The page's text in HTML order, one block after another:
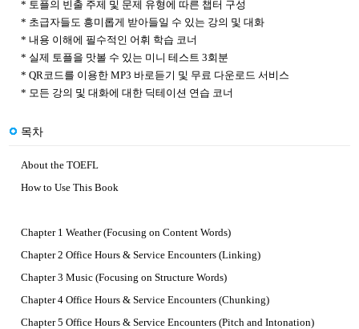
* 토플의 빈출 주제 및 문제 유형에 따른 챕터 구성
* 초급자들도 흥미롭게 받아들일 수 있는 강의 및 대화
* 내용 이해에 필수적인 어휘 학습 코너
* 실제 토플을 맛볼 수 있는 미니 테스트 3회분
* QR코드를 이용한 MP3 바로듣기 및 무료 다운로드 서비스
* 모든 강의 및 대화에 대한 딕테이션 연습 코너
목차
About the TOEFL
How to Use This Book
Chapter 1 Weather (Focusing on Content Words)
Chapter 2 Office Hours & Service Encounters (Linking)
Chapter 3 Music (Focusing on Structure Words)
Chapter 4 Office Hours & Service Encounters (Chunking)
Chapter 5 Office Hours & Service Encounters (Pitch and Intonation)